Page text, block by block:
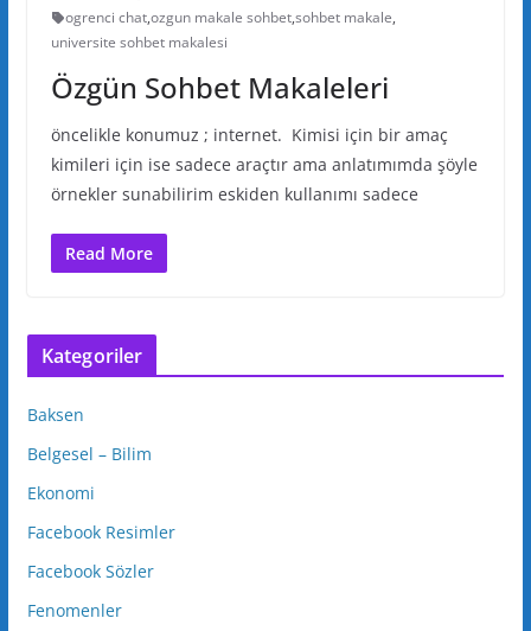
ogrenci chat,ozgun makale sohbet,sohbet makale,
universite sohbet makalesi
Özgün Sohbet Makaleleri
öncelikle konumuz ; internet. Kimisi için bir amaç
kimileri için ise sadece araçtır ama anlatımımda şöyle
örnekler sunabilirim eskiden kullanımı sadece
Read More
Kategoriler
Baksen
Belgesel – Bilim
Ekonomi
Facebook Resimler
Facebook Sözler
Fenomenler